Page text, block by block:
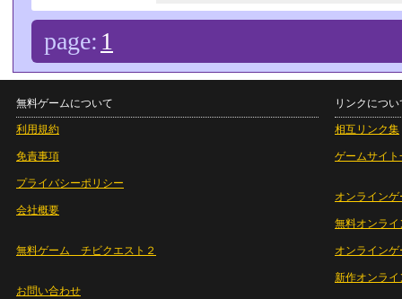
page: 1
無料ゲームについて
利用規約
免責事項
プライバシーポリシー
会社概要
無料ゲーム チビクエスト２
お問い合わせ
リンクについ
相互リンク集
ゲームサイト
オンラインゲ
無料オンライ
オンライン
新作オンライ